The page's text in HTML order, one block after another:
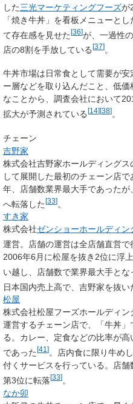
した三光マーケティングフーズが
「焼き牛丼」を看板メニューと
て存在感を見せた[36]が、一過性
店の8割を手放している [37] 。
牛丼市場は日常食として需要が
ー層などを取り込んだこと、低
なことから、調査会社において
拡大が予測されている [14][38] 。
チェーン
吉野家
株式会社吉野家ホールディング
して展開した最初のチェーン店
年、店舗数業界最大手であった
へ転落した[33]。
すき家
株式会社ゼンショーホールディン
運営。店舗の運営は全店舗直営で
2006年6月に松屋を抜き2位に浮
い越し、店舗数で業界最大手とな
日本国内売上高で、吉野家を抜い
松屋
株式会社松屋フーズホールディ
運営するチェーン店で、「牛丼
る。カレー、定食などの比率が高
であった [41 ] 。店内食に限り牛め
付くサービスを行っている。店
第3位に転落[33]。
なか卯